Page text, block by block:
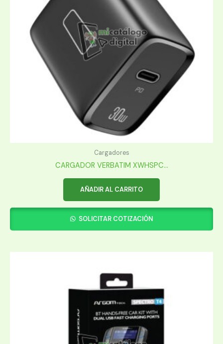
Cargadores
CARGADOR VERBATIM XWHSPC...
AÑADIR AL CARRITO
SOLICITAR COTIZACIÓN